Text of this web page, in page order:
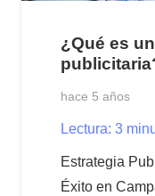
¿Qué es
hace 5 años
Lectura: 3
Estrategia
Éxito en